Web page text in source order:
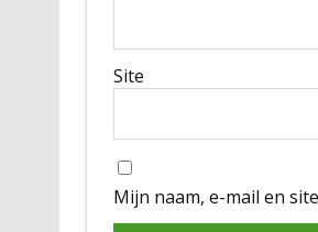
Site
Mijn naam, e-mail en